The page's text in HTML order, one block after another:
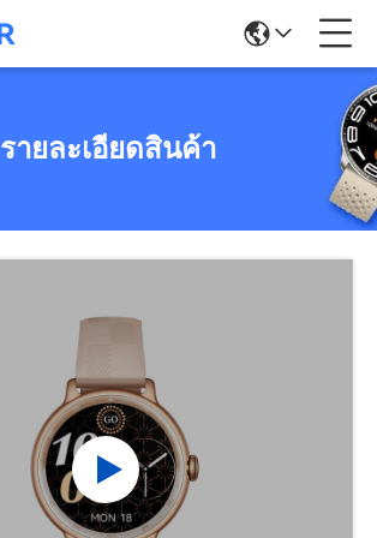
รายละเอียดสินค้า